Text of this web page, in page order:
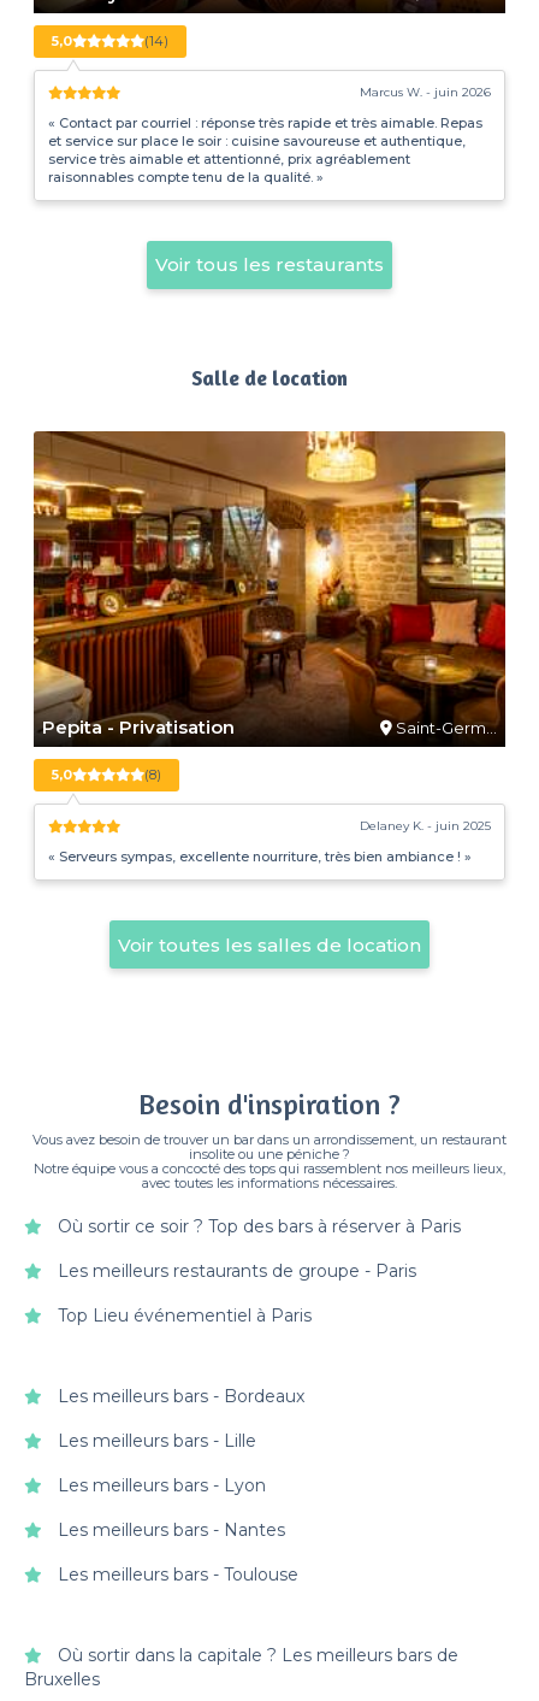
5,0 (14)
Marcus W. - juin 2026
« Contact par courriel : réponse très rapide et très aimable. Repas
et service sur place le soir : cuisine savoureuse et authentique,
service très aimable et attentionné, prix agréablement
raisonnables compte tenu de la qualité. »
Voir tous les restaurants
Salle de location
Pepita - Privatisation Saint-Germ…
5,0 (8)
Delaney K. - juin 2025
« Serveurs sympas, excellente nourriture, très bien ambiance ! »
Voir toutes les salles de location
Besoin d'inspiration ?
Vous avez besoin de trouver un bar dans un arrondissement, un restaurant
insolite ou une péniche ?
Notre équipe vous a concocté des tops qui rassemblent nos meilleurs lieux,
avec toutes les informations nécessaires.
Où sortir ce soir ? Top des bars à réserver à Paris
Les meilleurs restaurants de groupe - Paris
Top Lieu événementiel à Paris
Les meilleurs bars - Bordeaux
Les meilleurs bars - Lille
Les meilleurs bars - Lyon
Les meilleurs bars - Nantes
Les meilleurs bars - Toulouse
Où sortir dans la capitale ? Les meilleurs bars de
Bruxelles